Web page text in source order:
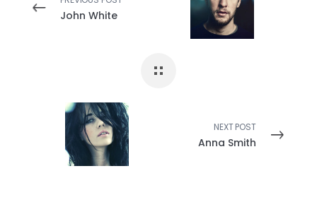
John White
NEXT POST
Anna Smith